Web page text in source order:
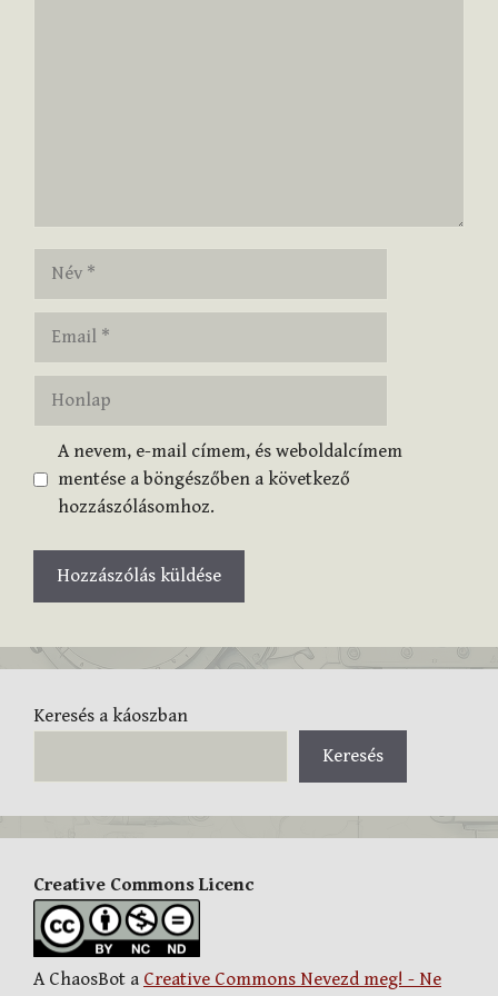
Honlap
A nevem, e-mail címem, és weboldalcímem
mentése a böngészőben a következő
hozzászólásomhoz.
Keresés a káoszban
Keresés
Creative Commons Licenc
A ChaosBot a Creative Commons Nevezd meg! - Ne